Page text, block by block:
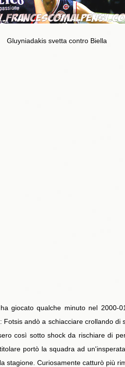
Gluyniadakis svetta contro Biella
giocato qualche minuto nel
andò a schiacciare crollando
così sotto shock da rischiare di
portò la squadra ad
stagione. Curiosamente catturò più